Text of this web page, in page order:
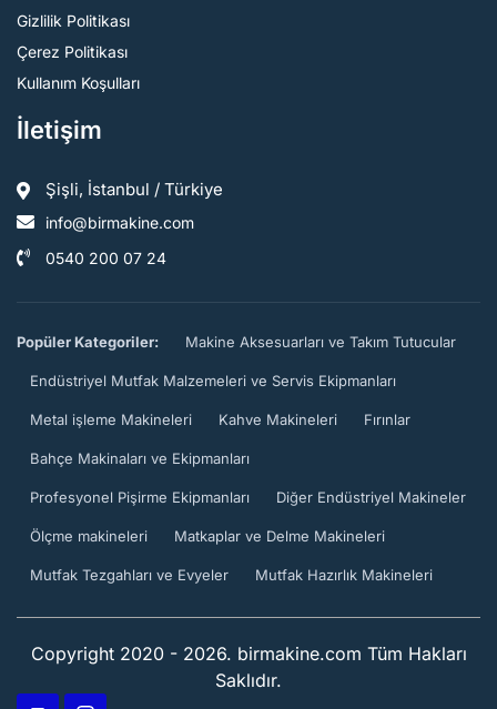
Gizlilik Politikası
Çerez Politikası
Kullanım Koşulları
İletişim
Şişli, İstanbul / Türkiye
info@birmakine.com
0540 200 07 24
Popüler Kategoriler: Makine Aksesuarları ve Takım Tutucular
Endüstriyel Mutfak Malzemeleri ve Servis Ekipmanları
Metal işleme Makineleri Kahve Makineleri Fırınlar
Bahçe Makinaları ve Ekipmanları
Profesyonel Pişirme Ekipmanları Diğer Endüstriyel Makineler
Ölçme makineleri Matkaplar ve Delme Makineleri
Mutfak Tezgahları ve Evyeler Mutfak Hazırlık Makineleri
Copyright 2020 - 2026. birmakine.com Tüm Hakları
Saklıdır.